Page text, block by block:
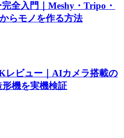
全入門｜Meshy・Tripo・
らモノを作る方法
レビュー｜AIカメラ搭載の
機を実機検証